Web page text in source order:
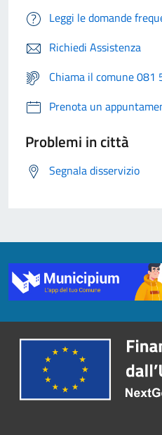
Leggi le domande
Richiedi Assistenza
Chiama il comune 081
Prenota un
Problemi in città
Segnala disservizio